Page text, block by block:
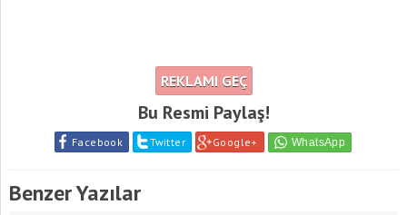
REKLAMI GEÇ
Bu Resmi Paylaş!
Facebook Twitter Google+
Benzer Yazılar